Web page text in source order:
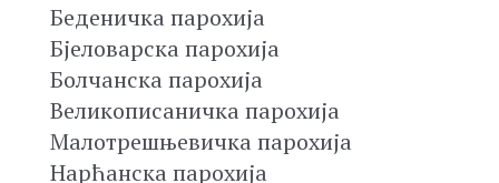
Беденичка парохија
Бјеловарска парохија
Болчанска парохија
Великописаничка парохија
Малотрешњевичка парохија
Нарћанска парохија